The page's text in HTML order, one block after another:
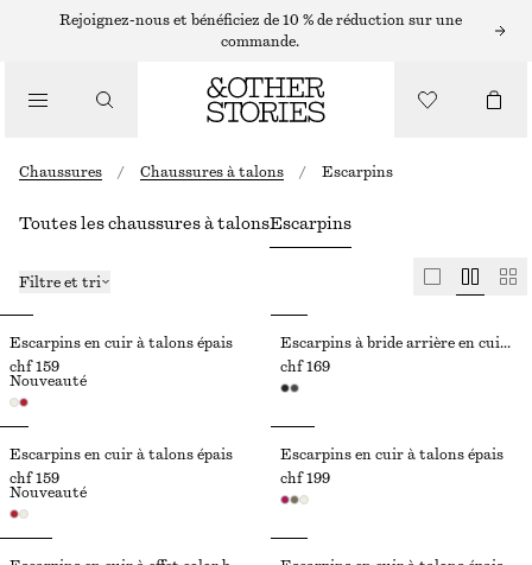
Rejoignez-nous et bénéficiez de 10 % de réduction sur une
commande.
Chaussures / Chaussures à talons / Escarpins
Toutes les chaussures à talonsEscarpins
Filtre et tri
Escarpins en cuir à talons épais
chf 159
Nouveauté
Escarpins à bride arrière en cuir verni
chf 169
Escarpins en cuir à talons épais
chf 159
Nouveauté
Escarpins en cuir à talons épais
chf 199